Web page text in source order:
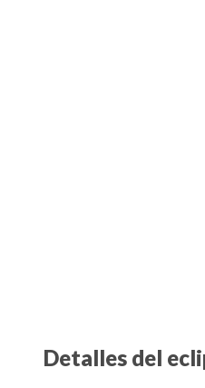
Detalles del